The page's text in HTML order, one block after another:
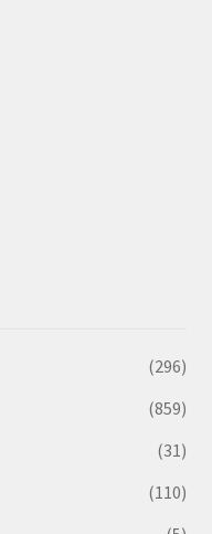
(296)
(859)
(31)
(110)